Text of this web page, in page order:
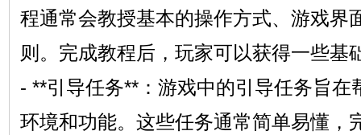
程通常会教授基本的操作方式、游戏界
则。完成教程后，玩家可以获得一些基
- **引导任务**：游戏中的引导任务旨在
环境和功能。这些任务通常简单易懂，